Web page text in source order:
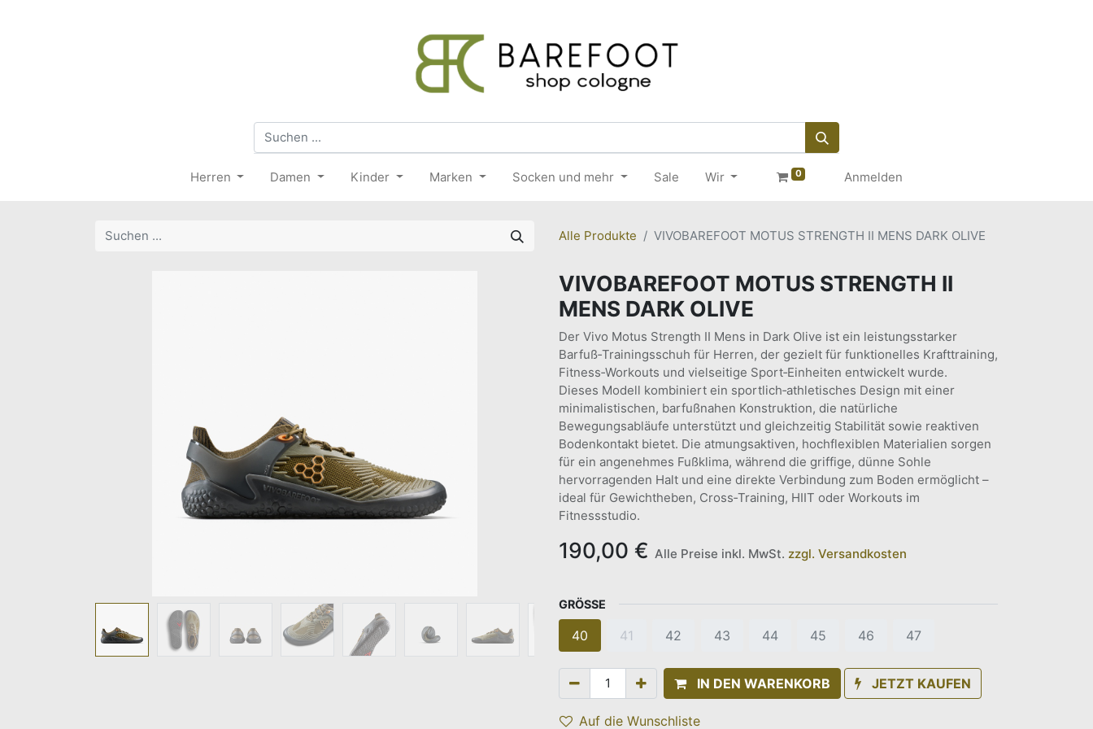
Herren Damen Kinder Marken Socken und mehr Sale Wir 0 Anmelden
Alle Produkte VIVOBAREFOOT MOTUS STRENGTH II MENS DARK OLIVE
VIVOBAREFOOT MOTUS STRENGTH II
MENS DARK OLIVE
Der Vivo Motus Strength II Mens in Dark Olive ist ein leistungsstarker
Barfuß‑Trainingsschuh für Herren, der gezielt für funktionelles Krafttraining,
Fitness‑Workouts und vielseitige Sport‑Einheiten entwickelt wurde.
Dieses Modell kombiniert ein sportlich‑athletisches Design mit einer
minimalistischen, barfußnahen Konstruktion, die natürliche
Bewegungsabläufe unterstützt und gleichzeitig Stabilität sowie reaktiven
Bodenkontakt bietet. Die atmungsaktiven, hochflexiblen Materialien sorgen
für ein angenehmes Fußklima, während die griffige, dünne Sohle
hervorragenden Halt und eine direkte Verbindung zum Boden ermöglicht –
ideal für Gewichtheben, Cross‑Training, HIIT oder Workouts im
Fitnessstudio.
190,00 € Alle Preise inkl. MwSt. zzgl. Versandkosten
GRÖSSE
40 41 42 43 44 45 46 47
IN DEN WARENKORB JETZT KAUFEN
Auf die Wunschliste